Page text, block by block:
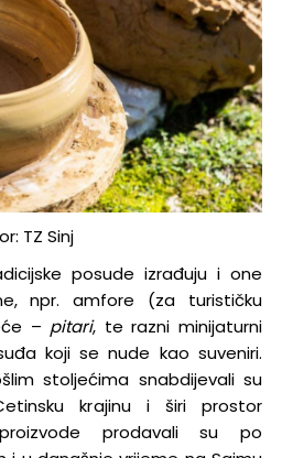
TZ Sinj
posude izrađuju i one
npr. amfore (za turističku
– pitari, te razni minijaturni
koji se nude kao suveniri.
stoljećima snabdijevali su
krajinu i širi prostor
prodavali su po